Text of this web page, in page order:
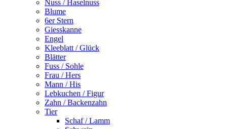
Nuss / Haselnuss
Blume
6er Stern
Giesskanne
Engel
Kleeblatt / Glück
Blätter
Fuss / Sohle
Frau / Hers
Mann / His
Lebkuchen / Figur
Zahn / Backenzahn
Tier
Schaf / Lamm